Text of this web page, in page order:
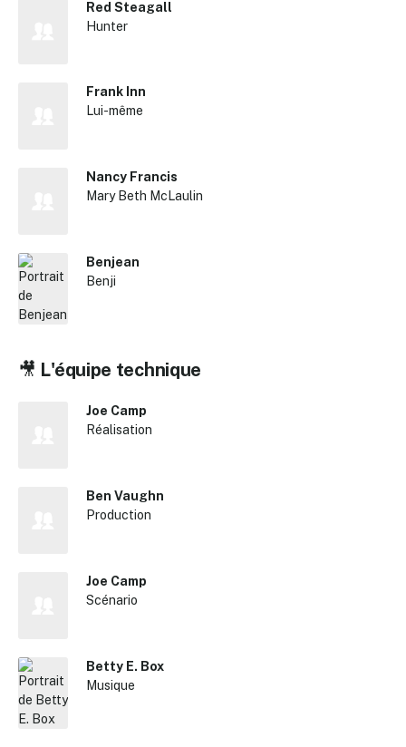
Red Steagall
Hunter
Frank Inn
Lui-même
Nancy Francis
Mary Beth McLaulin
Benjean
Benji
🎥 L'équipe technique
Joe Camp
Réalisation
Ben Vaughn
Production
Joe Camp
Scénario
Betty E. Box
Musique